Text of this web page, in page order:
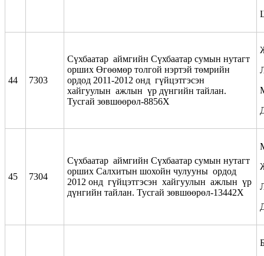
44 7303
Сүхбаатар аймгийн Сүхбаатар сумын нутагт
орших Өгөөмөр толгой нэртэй төмрийн
ордод 2011-2012 онд гүйцэтгэсэн
хайгуулын ажлын үр дүнгийн тайлан.
Тусгай зөвшөөрөл-8856Х
45 7304
Сүхбаатар аймгийн Сүхбаатар сумын нутагт
орших Салхитын шохойн чулууны ордод
2012 онд гүйцэтгэсэн хайгуулын ажлын үр
дүнгийн тайлан. Тусгай зөвшөөрөл-13442Х